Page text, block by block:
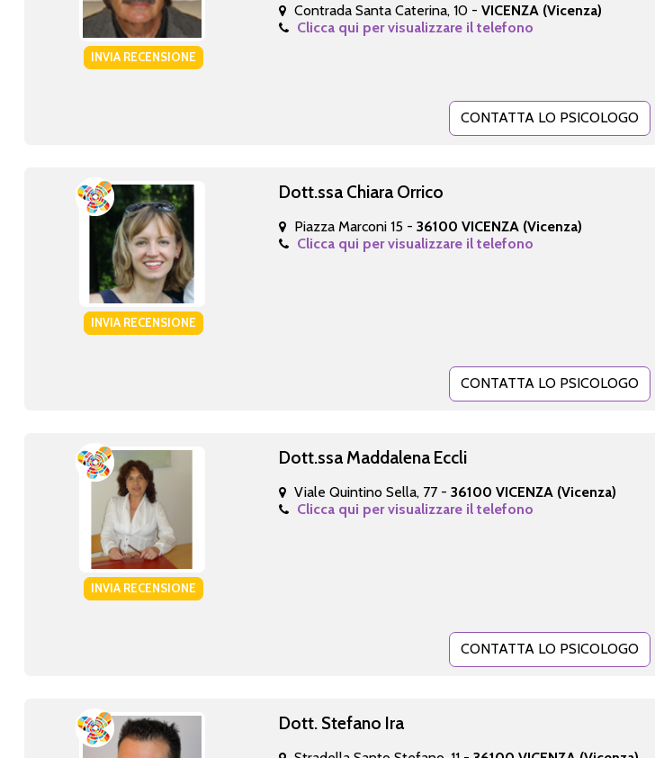
INVIA RECENSIONE
Contrada Santa Caterina, 10 -VICENZA (Vicenza)
Clicca qui per visualizzare il telefono
CONTATTA LO PSICOLOGO
INVIA RECENSIONE
Dott.ssa Chiara Orrico
Piazza Marconi 15 -36100 VICENZA (Vicenza)
Clicca qui per visualizzare il telefono
CONTATTA LO PSICOLOGO
INVIA RECENSIONE
Dott.ssa Maddalena Eccli
Viale Quintino Sella, 77 -36100 VICENZA (Vicenza)
Clicca qui per visualizzare il telefono
CONTATTA LO PSICOLOGO
Dott. Stefano Ira